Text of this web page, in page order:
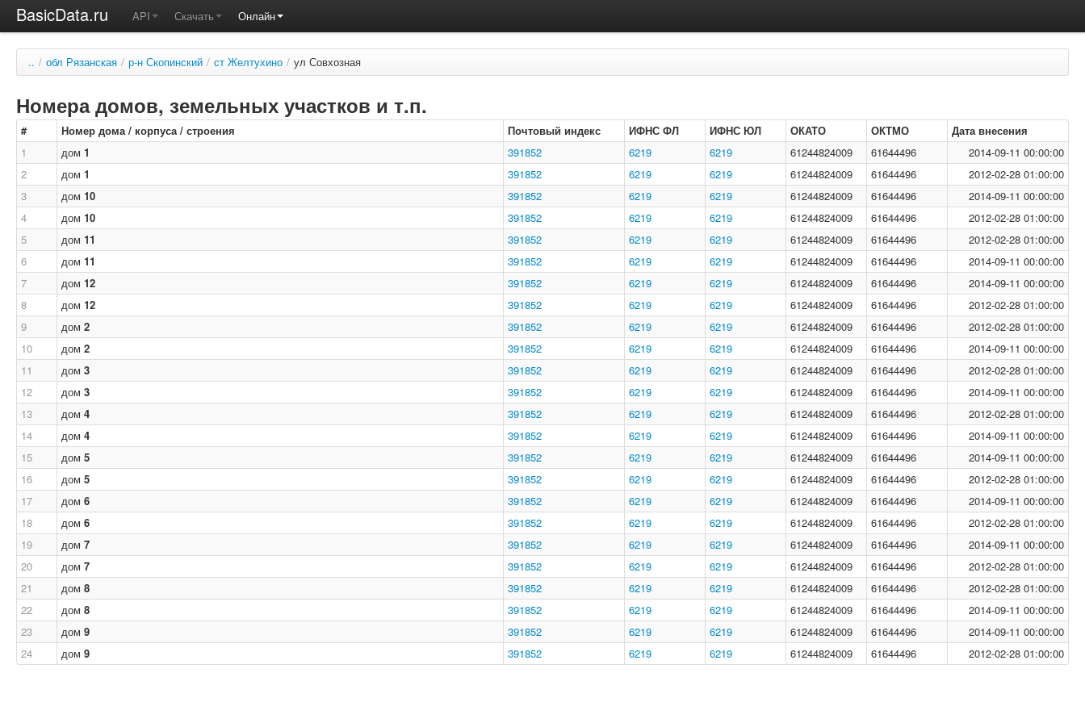
BasicData.ru API Скачать Онлайн
.. / обл Рязанская / р-н Скопинский / ст Желтухино / ул Совхозная
Номера домов, земельных участков и т.п.
# Номер дома / корпуса / строения Почтовый индекс ИФНС ФЛ ИФНС ЮЛ ОКАТО ОКТМО
Дата внесения
1
дом 1 391852 6219 6219 61244824009 61644496
2014-09-11 00:00:00
2
дом 1 391852 6219 6219 61244824009 61644496
2012-02-28 01:00:00
3
дом 10 391852 6219 6219 61244824009 61644496
2014-09-11 00:00:00
4
дом 10 391852 6219 6219 61244824009 61644496
2012-02-28 01:00:00
5
дом 11 391852 6219 6219 61244824009 61644496
2012-02-28 01:00:00
6
дом 11 391852 6219 6219 61244824009 61644496
2014-09-11 00:00:00
7
дом 12 391852 6219 6219 61244824009 61644496
2014-09-11 00:00:00
8
дом 12 391852 6219 6219 61244824009 61644496
2012-02-28 01:00:00
9
дом 2 391852 6219 6219 61244824009 61644496
2012-02-28 01:00:00
10
дом 2 391852 6219 6219 61244824009 61644496
2014-09-11 00:00:00
11
дом 3 391852 6219 6219 61244824009 61644496
2012-02-28 01:00:00
12
дом 3 391852 6219 6219 61244824009 61644496
2014-09-11 00:00:00
13
дом 4 391852 6219 6219 61244824009 61644496
2012-02-28 01:00:00
14
дом 4 391852 6219 6219 61244824009 61644496
2014-09-11 00:00:00
15
дом 5 391852 6219 6219 61244824009 61644496
2014-09-11 00:00:00
16
дом 5 391852 6219 6219 61244824009 61644496
2012-02-28 01:00:00
17
дом 6 391852 6219 6219 61244824009 61644496
2014-09-11 00:00:00
18
дом 6 391852 6219 6219 61244824009 61644496
2012-02-28 01:00:00
19
дом 7 391852 6219 6219 61244824009 61644496
2014-09-11 00:00:00
20
дом 7 391852 6219 6219 61244824009 61644496
2012-02-28 01:00:00
21
дом 8 391852 6219 6219 61244824009 61644496
2012-02-28 01:00:00
22
дом 8 391852 6219 6219 61244824009 61644496
2014-09-11 00:00:00
23
дом 9 391852 6219 6219 61244824009 61644496
2014-09-11 00:00:00
24
дом 9 391852 6219 6219 61244824009 61644496 2012-02-28 01:00:00